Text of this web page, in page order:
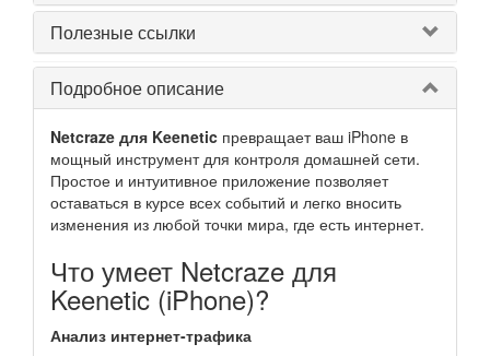
Полезные ссылки
Подробное описание
Netcraze для Keenetic превращает ваш iPhone в
мощный инструмент для контроля домашней сети.
Простое и интуитивное приложение позволяет
оставаться в курсе всех событий и легко вносить
изменения из любой точки мира, где есть интернет.
Что умеет Netcraze для
Keenetic (iPhone)?
Анализ интернет-трафика